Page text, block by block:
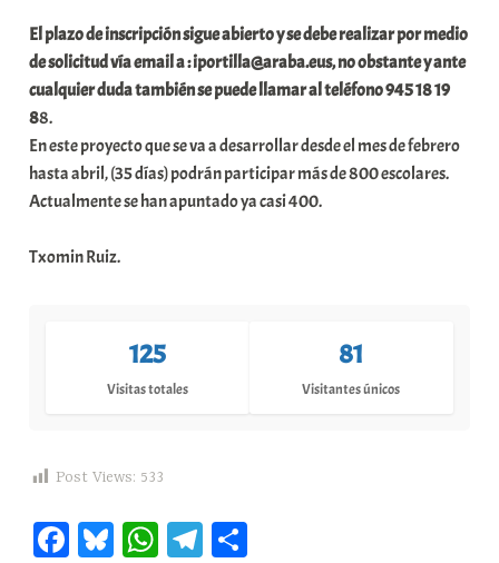
El plazo de inscripción sigue abierto y se debe realizar por medio
de solicitud vía email a : iportilla@araba.eus, no obstante y ante
cualquier duda también se puede llamar al teléfono 945 18 19
88.
En este proyecto que se va a desarrollar desde el mes de febrero
hasta abril, (35 días) podrán participar más de 800 escolares.
Actualmente se han apuntado ya casi 400.
Txomin Ruiz.
125
Visitas totales
81
Visitantes únicos
Post Views: 533
Fa Bl W Te